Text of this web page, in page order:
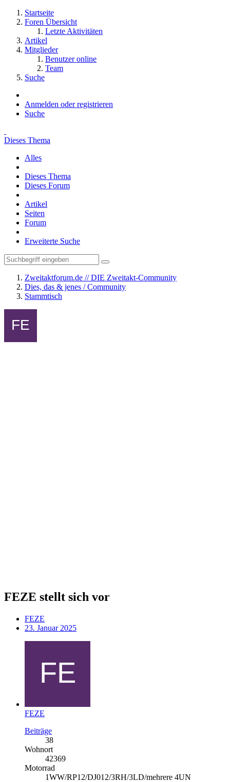
Startseite
Foren Übersicht
Letzte Aktivitäten
Artikel
Mitglieder
Benutzer online
Team
Suche
Anmelden oder registrieren
Suche
Dieses Thema
Alles
Dieses Thema
Dieses Forum
Artikel
Seiten
Forum
Erweiterte Suche
Zweitaktforum.de // DIE Zweitakt-Community
Dies, das & jenes / Community
Stammtisch
FEZE stellt sich vor
FEZE
23. Januar 2025
FEZE
Beiträge
38
Wohnort
42369
Motorrad
1WW/RP12/DJ012/3RH/3LD/mehrere 4UN